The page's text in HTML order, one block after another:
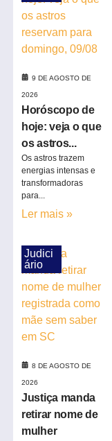
astros
reservam
domingo,
conselho
monitorar
desinformação
eleições
agosto
9 DE AGOSTO DE
2026
Horóscopo de
hoje: veja o que
os astros...
Os astros trazem
energias intensas e
transformadoras
para...
Ler mais »
Judici
ário
8 DE AGOSTO DE
2026
Justiça manda
retirar nome de
mulher